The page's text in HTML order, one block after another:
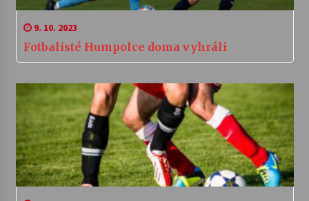
9. 10. 2023
Fotbalisté Humpolce doma vyhráli